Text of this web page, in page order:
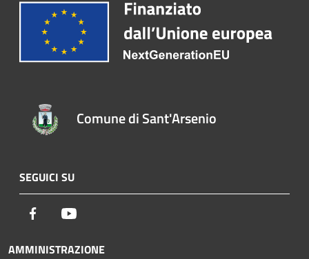
Comune di Sant'Arsenio
SEGUICI SU
Facebook
AMMINISTRAZIONE